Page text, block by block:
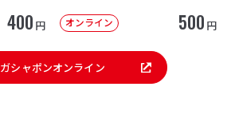
400 円 オンライン 500 円
ガシャポンオンライン